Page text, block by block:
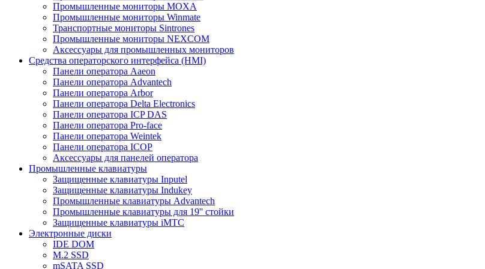
Промышленные мониторы MOXA
Промышленные мониторы Winmate
Транспортные мониторы Sintrones
Промышленные мониторы NEXCOM
Аксессуары для промышленных мониторов
Средства операторского интерфейса (HMI)
Панели оператора Aaeon
Панели оператора Advantech
Панели оператора Arbor
Панели оператора Delta Electronics
Панели оператора ICP DAS
Панели оператора Pro-face
Панели оператора Weintek
Панели оператора ICOP
Аксессуары для панелей оператора
Промышленные клавиатуры
Защищенные клавиатуры Inputel
Защищенные клавиатуры Indukey
Промышленные клавиатуры Advantech
Промышленные клавиатуры для 19'' стойки
Защищенные клавиатуры iMTC
Электронные диски
IDE DOM
M.2 SSD
mSATA SSD